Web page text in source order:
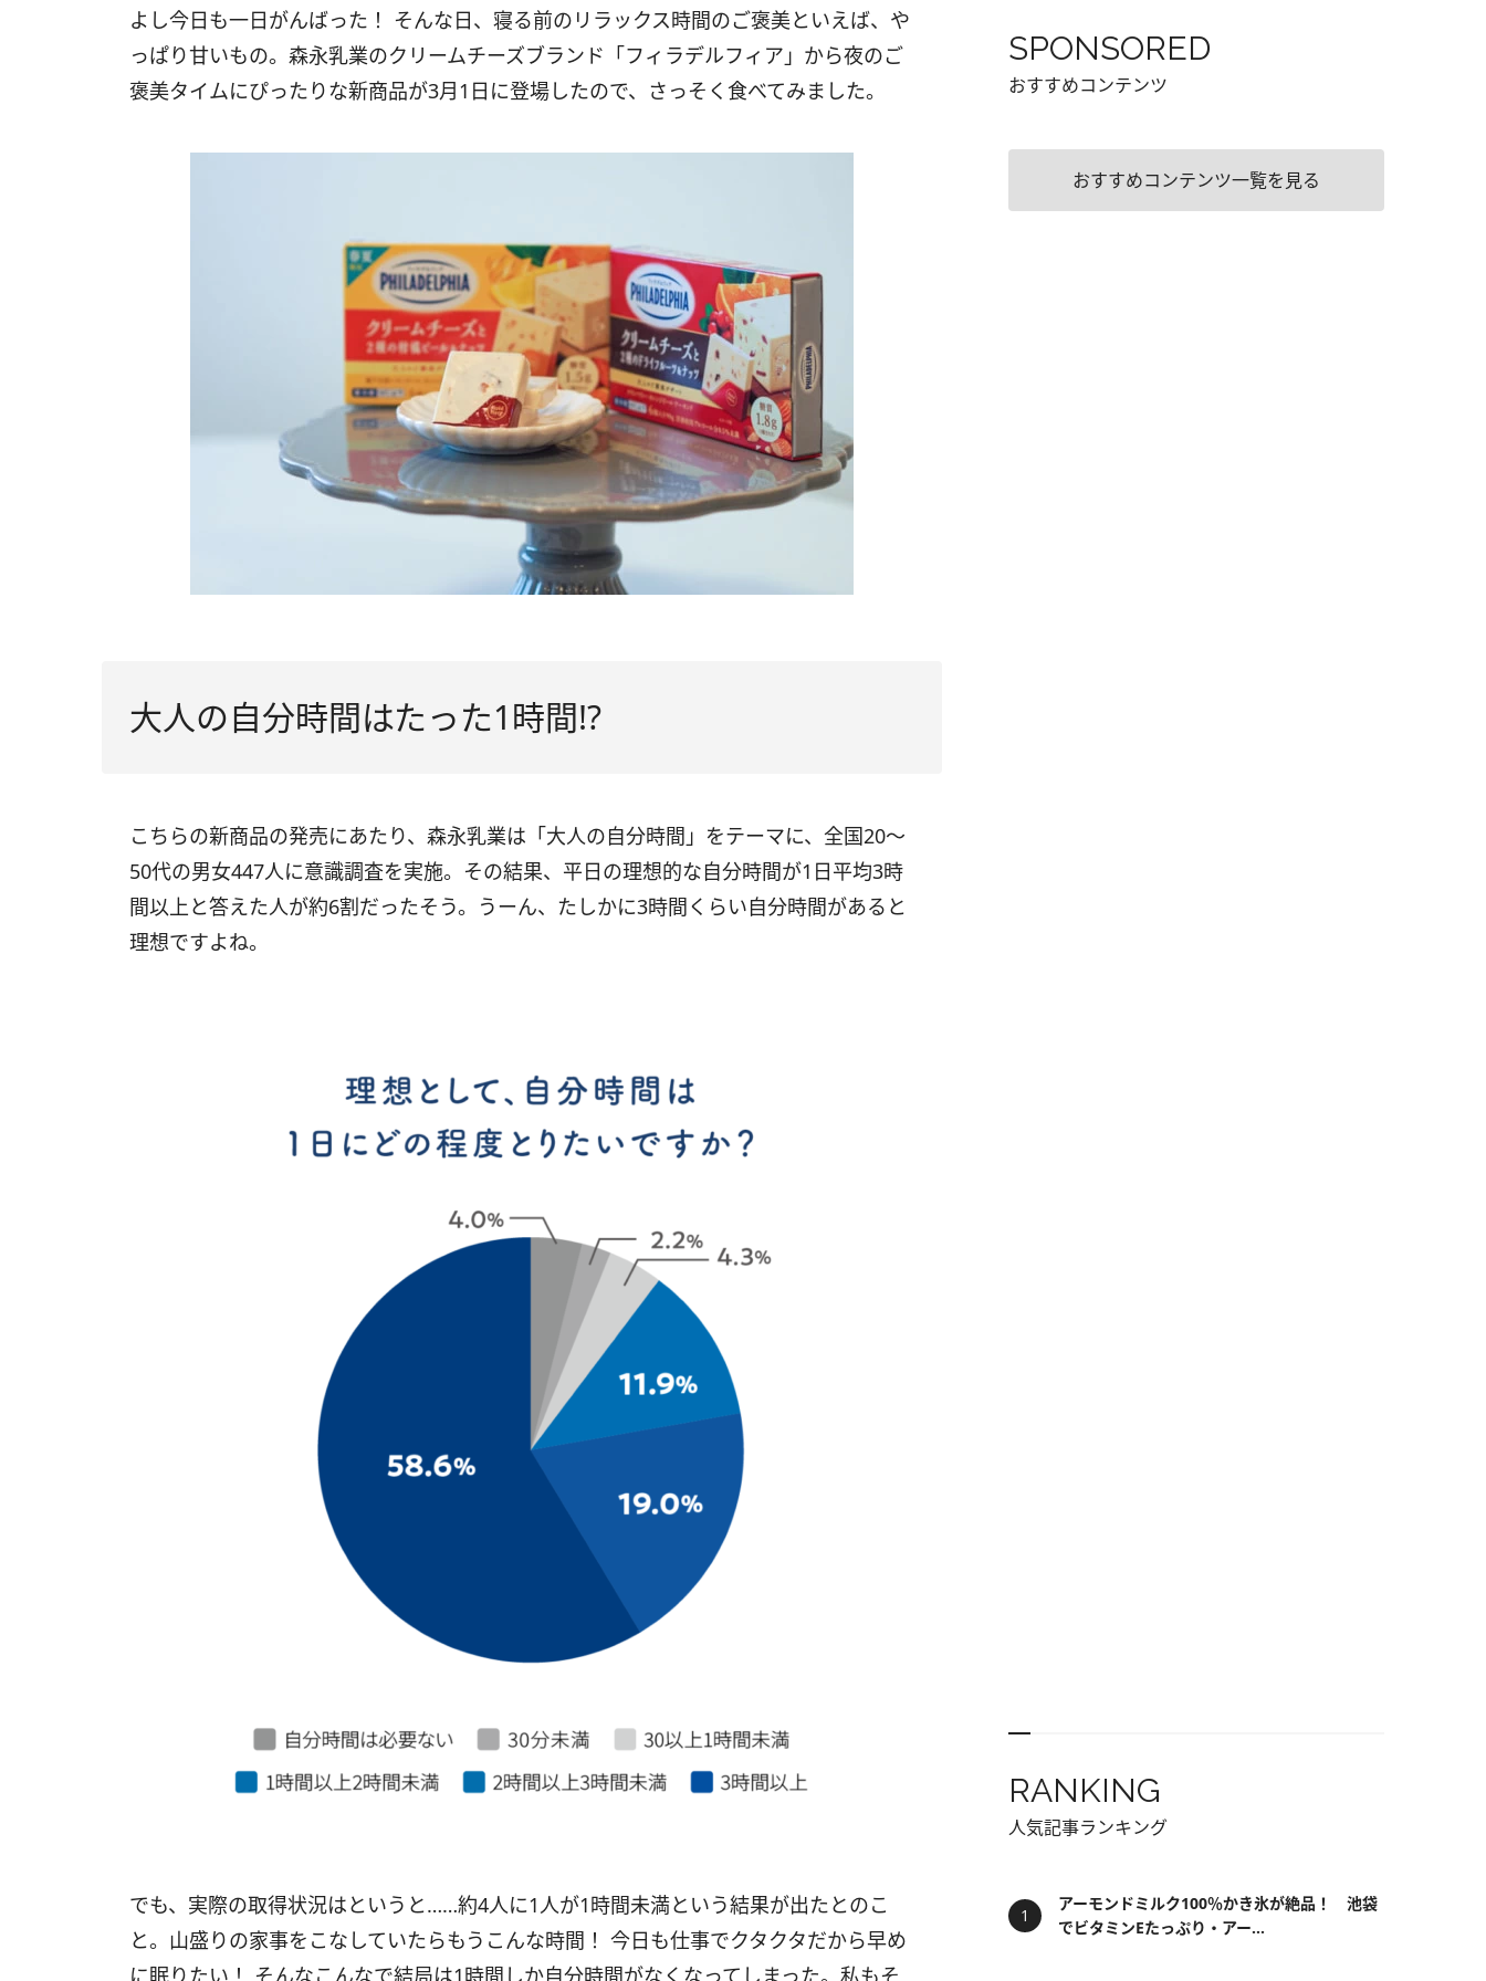
よし今日も一日がんばった！ そんな日、寝る前のリラックス時間のご褒美といえば、や
っぱり甘いもの。森永乳業のクリームチーズブランド「フィラデルフィア」から夜のご
褒美タイムにぴったりな新商品が3月1日に登場したので、さっそく食べてみました。
大人の自分時間はたった1時間!?
こちらの新商品の発売にあたり、森永乳業は「大人の自分時間」をテーマに、全国20～
50代の男女447人に意識調査を実施。その結果、平日の理想的な自分時間が1日平均3時
間以上と答えた人が約6割だったそう。うーん、たしかに3時間くらい自分時間があると
理想ですよね。
でも、実際の取得状況はというと……約4人に1人が1時間未満という結果が出たとのこ
と。山盛りの家事をこなしていたらもうこんな時間！ 今日も仕事でクタクタだから早め
に眠りたい！ そんなこんなで結局は1時間しか自分時間がなくなってしまった。私もそ
SPONSORED
おすすめコンテンツ
おすすめコンテンツ一覧を見る
RANKING
人気記事ランキング
アーモンドミルク100％かき氷が絶品！ 池袋
でビタミンEたっぷり・アー...